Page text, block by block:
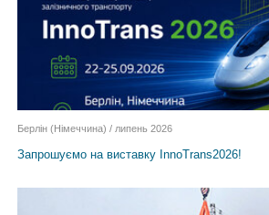
Запрошуємо на виставку InnoTrans2026!
Берлін (Німеччина) / липень 2026